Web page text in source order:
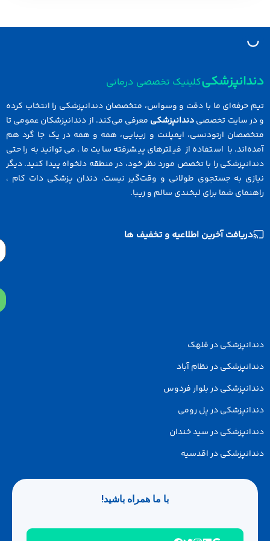
کلینیک تخصصی درمانی
حرفه‌ای ما با دقت و وسواس، متخصصان دندانپزشکی را انتخاب کرده
سایت تخصصیدندانپزشکیمعرفی می‌کند. از دندانپزشکان عمومی تا
ارتودنسی، ایمپلنت و زیبایی، همه و همه در یک جا گرد هم
با استفاده از فیلترهای پیشرفته سایت ما، می‌توانید به راحتی
را با تخصص مورد نظر خود، در منطقه دلخواه پیدا کنید. دیگر
به جستجوی طولانی و وقت‌گیر نیست. دندان پزشکی دات کام ،
شما برای لبخندی سالم و زیبا.
دریافت آخرین اطلاعیه و تخفیف ها
در قلهک
در نظام آباد
در بلوار فردوس
در پل رومی
در سید خندان
در اقدسیه
با ما همراه باشید!